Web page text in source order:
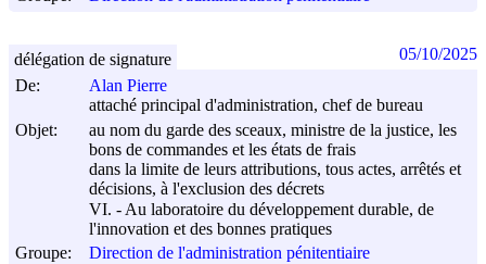
De:
Alan Pierre
attaché principal d'administration, chef de bureau
Objet:
au nom du garde des sceaux, ministre de la justice, les
bons de commandes et les états de frais
dans la limite de leurs attributions, tous actes, arrêtés et
décisions, à l'exclusion des décrets
VI. - Au laboratoire du développement durable, de
l'innovation et des bonnes pratiques
Groupe:
Direction de l'administration pénitentiaire
délégation de signature 05/10/2025